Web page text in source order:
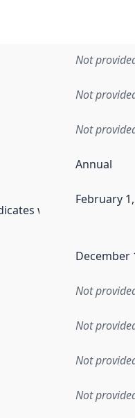
Not
Not
Not
Annual
when the data in
February
December
Not
Not
Not
Not